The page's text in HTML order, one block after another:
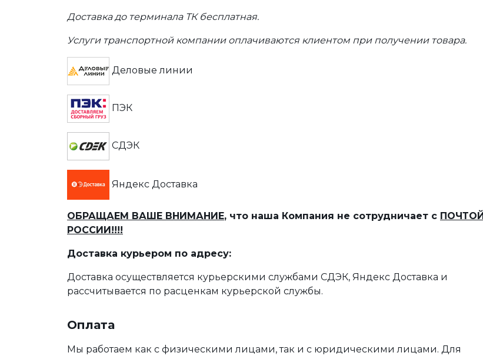
Доставка до терминала ТК бесплатная.
Услуги транспортной компании оплачиваются клиентом при получении товара.
Деловые линии
ПЭК
СДЭК
Яндекс Доставка
ОБРАЩАЕМ ВАШЕ ВНИМАНИЕ, что наша Компания не сотрудничает с ПОЧТОЙ
РОССИИ!!!!
Доставка курьером по адресу:
Доставка осуществляется курьерскими службами СДЭК, Яндекс Доставка и
рассчитывается по расценкам курьерской службы.
Оплата
Мы работаем как с физическими лицами, так и с юридическими лицами. Для